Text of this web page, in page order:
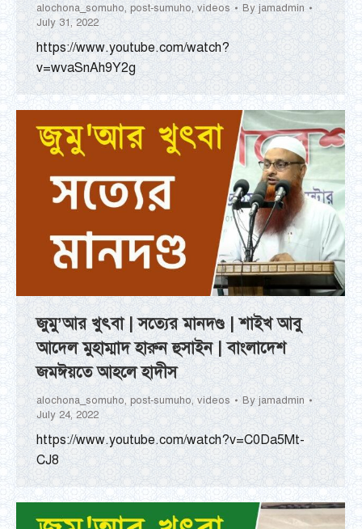
alochona_somuho, post-sumuho, videos By jamadmin
July 31, 2022
https://www.youtube.com/watch?
v=wvaSnAh9Y2g
জুমু’আর খুৎবা | সত্যের মানদণ্ড | শাইখ আবু
আদেল মুহাম্মাদ হারুন হুসাইন | বাংলাদেশ
জমঈয়তে আহলে হাদীস
alochona_somuho, post-sumuho, videos By jamadmin
July 24, 2022
https://www.youtube.com/watch?v=C0Da5Mt-
CJ8